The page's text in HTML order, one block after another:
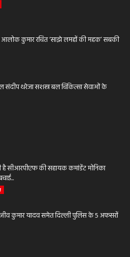
कुमार रचित ‘साझे लमहों की महक’ सबकी
संदीप थरेजा सशस्त्र बल चिकित्सा सेवाओं के
सीआरपीएफ की सहायक कमांडेंट मोनिका
कुमार यादव समेत दिल्ली पुलिस के 5 अफसरों